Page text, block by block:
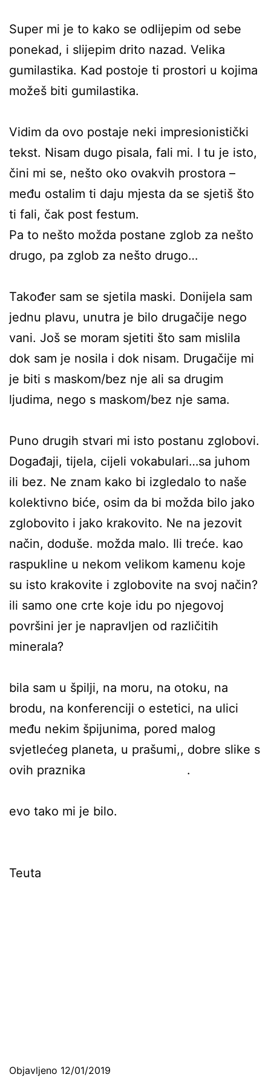
Super mi je to kako se odlijepim od sebe
ponekad, i slijepim drito nazad. Velika
gumilastika. Kad postoje ti prostori u kojima
možeš biti gumilastika.
Vidim da ovo postaje neki impresionistički
tekst. Nisam dugo pisala, fali mi. I tu je isto,
čini mi se, nešto oko ovakvih prostora –
među ostalim ti daju mjesta da se sjetiš što
ti fali, čak post festum.
Pa to nešto možda postane zglob za nešto
drugo, pa zglob za nešto drugo…
Također sam se sjetila maski. Donijela sam
jednu plavu, unutra je bilo drugačije nego
vani. Još se moram sjetiti što sam mislila
dok sam je nosila i dok nisam. Drugačije mi
je biti s maskom/bez nje ali sa drugim
ljudima, nego s maskom/bez nje sama.
Puno drugih stvari mi isto postanu zglobovi.
Događaji, tijela, cijeli vokabulari…sa juhom
ili bez. Ne znam kako bi izgledalo to naše
kolektivno biće, osim da bi možda bilo jako
zglobovito i jako krakovito. Ne na jezovit
način, doduše. možda malo. Ili treće. kao
raspukline u nekom velikom kamenu koje
su isto krakovite i zglobovite na svoj način?
ili samo one crte koje idu po njegovoj
površini jer je napravljen od različitih
minerala?
bila sam u špilji, na moru, na otoku, na
brodu, na konferenciji o estetici, na ulici
među nekim špijunima, pored malog
svjetlećeg planeta, u prašumi,, dobre slike s
ovih praznika .
evo tako mi je bilo.
Teuta
Objavljeno 12/01/2019